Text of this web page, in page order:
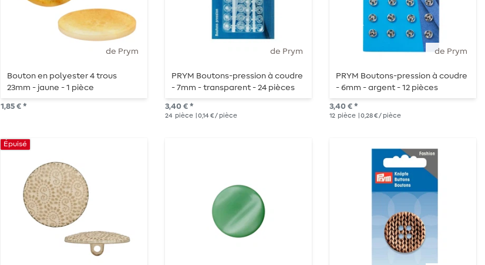
de Prym
Bouton en polyester 4 trous
23mm - jaune - 1 pièce
1,85 € *
de Prym
PRYM Boutons-pression à coudre
- 7mm - transparent - 24 pièces
3,40 € *
24 pièce | 0,14 € / pièce
de Prym
PRYM Boutons-pression à coudre
- 6mm - argent - 12 pièces
3,40 € *
12 pièce | 0,28 € / pièce
Épuisé